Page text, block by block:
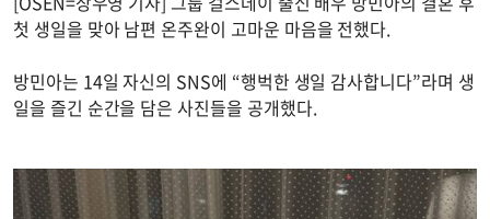
첫 생일을 맞아 남편 온주완이 고마운 마음을 전했다.
방민아는 14일 자신의 SNS에 “행벅한 생일 감사합니다”라며 생
일을 즐긴 순간을 담은 사진들을 공개했다.